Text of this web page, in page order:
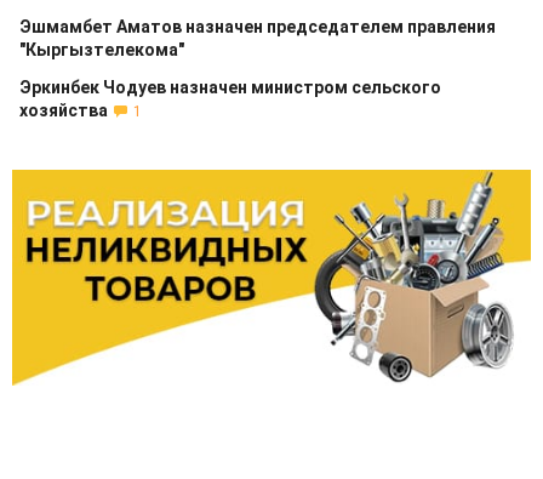
Эшмамбет Аматов назначен председателем правления
"Кыргызтелекома"
Эркинбек Чодуев назначен министром сельского
хозяйства
1